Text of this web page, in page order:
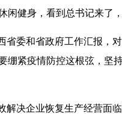
闲健身，看到总书记来了
省委和省政府工作汇报，
绷紧疫情防控这根弦，坚
解决企业恢复生产经营面